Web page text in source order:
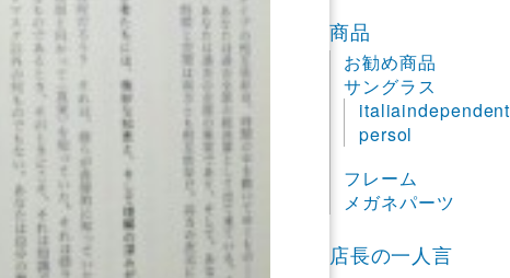
商品
お勧め商品
サングラス
italiaindependent
persol
フレーム
メガネパーツ
店長の一人言